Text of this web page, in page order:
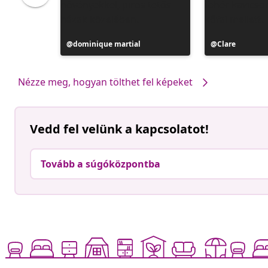
Bejegyzés
közzétevője
dominique martial
Bejegyzés
közzétevője
Clare
Nézze meg, hogyan tölthet fel képeket
Vedd fel velünk a kapcsolatot!
Tovább a súgóközpontba